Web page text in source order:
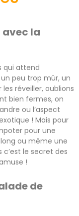
avec la
qui attend
peu trop mûr, un
réveiller, oublions
bien fermes, on
ou l’aspect
! Mais pour
pour une
long ou même une
le secret des
!
de